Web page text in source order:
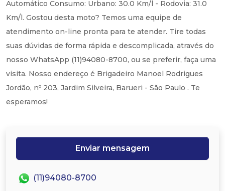
Automático Consumo: Urbano: 30.0 Km/l - Rodovia: 31.0
Km/l. Gostou desta moto? Temos uma equipe de
atendimento on-line pronta para te atender. Tire todas
suas dúvidas de forma rápida e descomplicada, através do
nosso WhatsApp (11)94080-8700, ou se preferir, faça uma
visita. Nosso endereço é Brigadeiro Manoel Rodrigues
Jordão, nº 203, Jardim Silveira, Barueri - São Paulo . Te
esperamos!
Enviar mensagem
(11)94080-8700